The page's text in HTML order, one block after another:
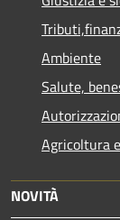
Ambiente
Salute,
Agricoltura
NOVITÀ